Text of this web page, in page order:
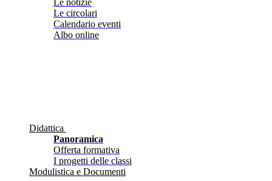
Le notizie
Le circolari
Calendario eventi
Albo online
Didattica
Panoramica
Offerta formativa
I progetti delle classi
Modulistica e Documenti